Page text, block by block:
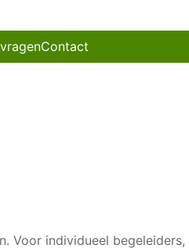
Contact
individueel